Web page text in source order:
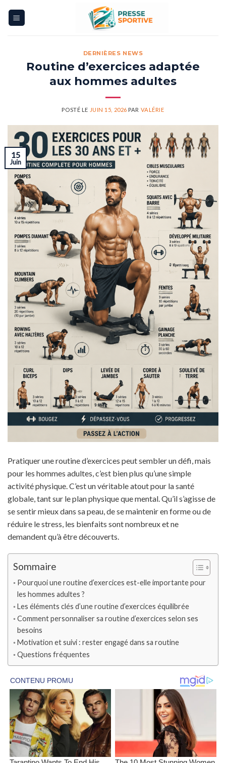
DERNIÈRES NEWS
Routine d’exercices adaptée
aux hommes adultes
POSTÉ LE JUIN 15, 2026 PAR VALÉRIE
15
Juin
Pratiquer une routine d’exercices peut sembler un défi, mais
pour les hommes adultes, c’est bien plus qu’une simple
activité physique. C’est un véritable atout pour la santé
globale, tant sur le plan physique que mental. Qu’il s’agisse de
se sentir mieux dans sa peau, de se maintenir en forme ou de
réduire le stress, les bienfaits sont nombreux et ne
demandent qu’à être découverts.
Sommaire
Pourquoi une routine d’exercices est-elle importante pour
les hommes adultes ?
Les éléments clés d’une routine d’exercices équilibrée
Comment personnaliser sa routine d’exercices selon ses
besoins
Motivation et suivi : rester engagé dans sa routine
Questions fréquentes